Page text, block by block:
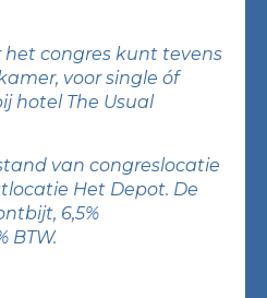
het congres kunt tevens
voor single óf
hotel The Usual
van congreslocatie
Het Depot. De
6,5%
BTW.